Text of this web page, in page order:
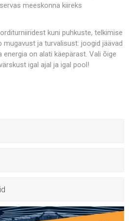
meeskonna kiireks
kuni puhkuste, telkimise
mugavust ja turvalisust: joogid jäävad
energia on alati käepärast. Vali õige
igal ajal ja igal pool!